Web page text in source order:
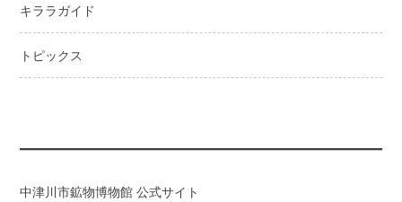
キララガイド
トピックス
中津川市鉱物博物館 公式サイト